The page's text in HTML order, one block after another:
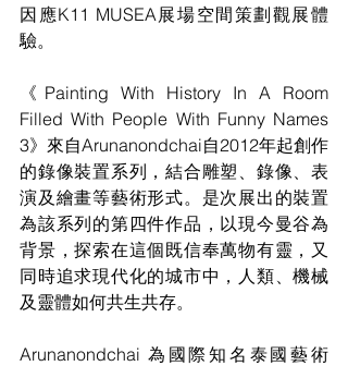
因應K11 MUSEA展場空間策劃觀展體
驗。
《Painting With History In A Room
Filled With People With Funny Names
3》來自Arunanondchai自2012年起創作
的錄像裝置系列，結合雕塑、錄像、表
演及繪畫等藝術形式。是次展出的裝置
為該系列的第四件作品，以現今曼谷為
背景，探索在這個既信奉萬物有靈，又
同時追求現代化的城市中，人類、機械
及靈體如何共生共存。
Arunanondchai 為國際知名泰國藝術